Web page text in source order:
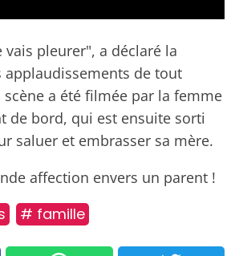
vais pleurer", a déclaré la
applaudissements de tout
a été filmée par la femme
de bord, qui est ensuite sorti
saluer et embrasser sa mère.
affection envers un parent !
# famille